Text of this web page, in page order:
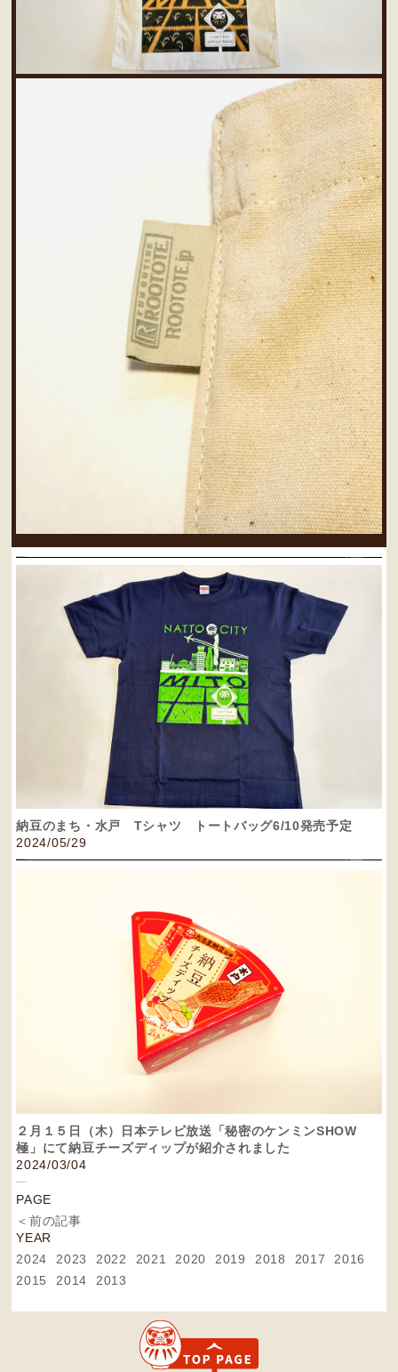
納豆のまち・水戸 Tシャツ トートバッグ6/10発売予定
2024/05/29
２月１５日（木）日本テレビ放送「秘密のケンミンSHOW
極」にて納豆チーズディップが紹介されました
2024/03/04
PAGE
＜前の記事
YEAR
2024
2023 2022 2021 2020 2019 2018 2017
2016
2015
2014 2013